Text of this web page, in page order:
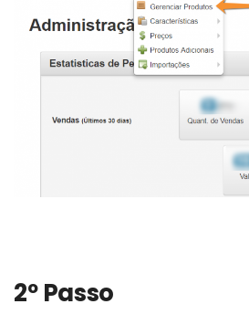
2º Passo